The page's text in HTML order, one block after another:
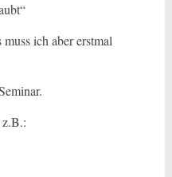
ich aber erstmal